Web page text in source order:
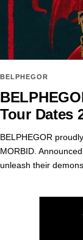
BELPHEGOR
Tour Dates
BELPHEGOR
MORBID.
unleash their